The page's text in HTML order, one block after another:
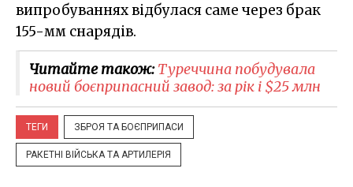
випробуваннях відбулася саме через брак
155-мм снарядів.
Читайте також:Туреччина побудувала
новий боєприпасний завод: за рік і $25 млн
ТЕГИ ЗБРОЯ ТА БОЄПРИПАСИ
РАКЕТНІ ВІЙСЬКА ТА АРТИЛЕРІЯ